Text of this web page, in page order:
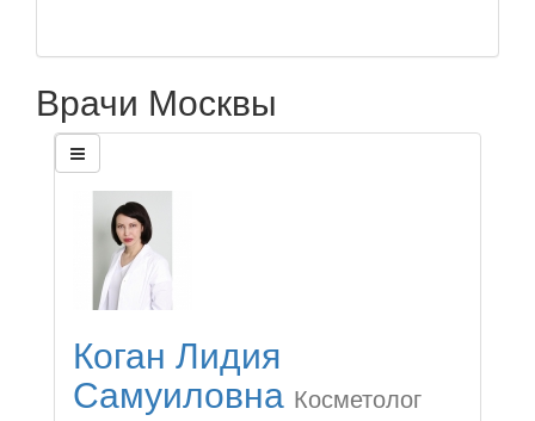
Врачи Москвы
Коган Лидия
Самуиловна Косметолог